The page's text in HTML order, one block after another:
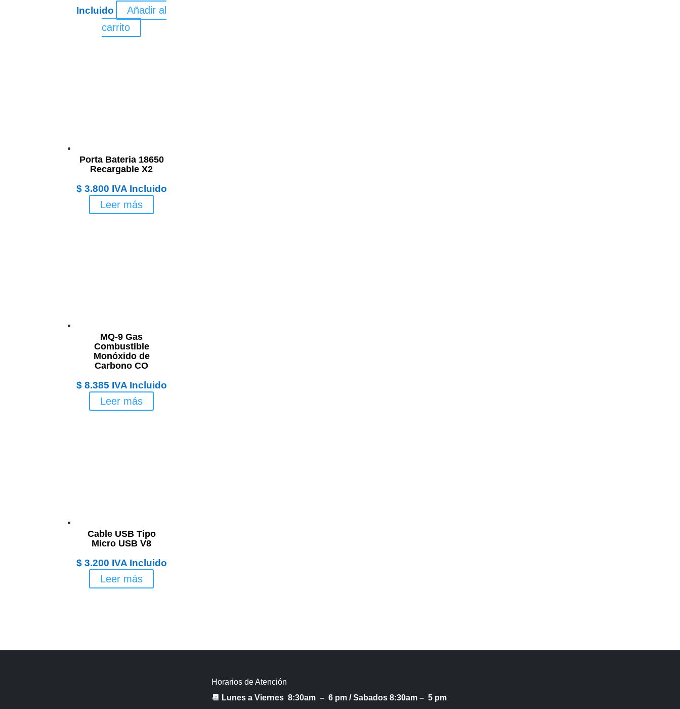
Incluido
Añadir al
carrito
Porta Bateria 18650
Recargable X2
$3.800 IVA Incluido
Leer más
MQ-9 Gas
Combustible
Monóxido de
Carbono CO
$8.385 IVA Incluido
Leer más
Cable USB Tipo
Micro USB V8
$3.200 IVA Incluido
Leer más
Horarios de Atención
📆 Lunes a Viernes 8:30am – 6 pm /Sabados 8:30am – 5 pm